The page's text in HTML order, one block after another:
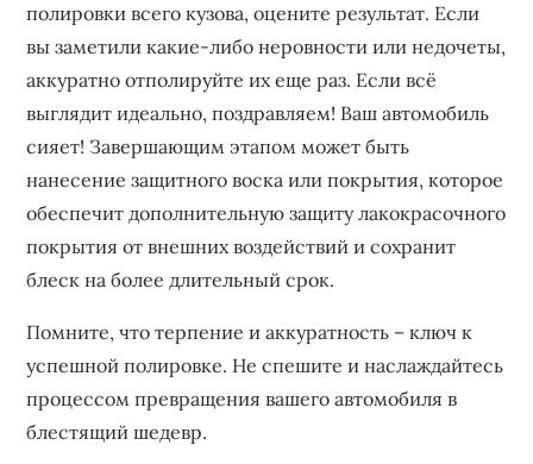
полировки всего кузова‚ оцените результат. Если
вы заметили какие-либо неровности или недочеты‚
аккуратно отполируйте их еще раз. Если всё
выглядит идеально‚ поздравляем! Ваш автомобиль
сияет! Завершающим этапом может быть
нанесение защитного воска или покрытия‚ которое
обеспечит дополнительную защиту лакокрасочного
покрытия от внешних воздействий и сохранит
блеск на более длительный срок.
Помните‚ что терпение и аккуратность – ключ к
успешной полировке. Не спешите и наслаждайтесь
процессом превращения вашего автомобиля в
блестящий шедевр.